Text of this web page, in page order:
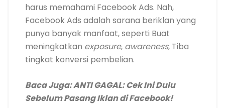
harus memahami Facebook Ads. Nah,
Facebook Ads adalah sarana beriklan yang
punya banyak manfaat, seperti Buat
meningkatkan exposure, awareness, Tiba
tingkat konversi pembelian.
Baca Juga: ANTI GAGAL: Cek Ini Dulu
Sebelum Pasang Iklan di Facebook!